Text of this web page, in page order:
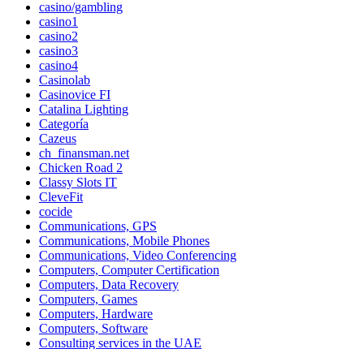
casino/gambling
casino1
casino2
casino3
casino4
Casinolab
Casinovice FI
Catalina Lighting
Categoría
Cazeus
ch_finansman.net
Chicken Road 2
Classy Slots IT
CleveFit
cocide
Communications, GPS
Communications, Mobile Phones
Communications, Video Conferencing
Computers, Computer Certification
Computers, Data Recovery
Computers, Games
Computers, Hardware
Computers, Software
Consulting services in the UAE